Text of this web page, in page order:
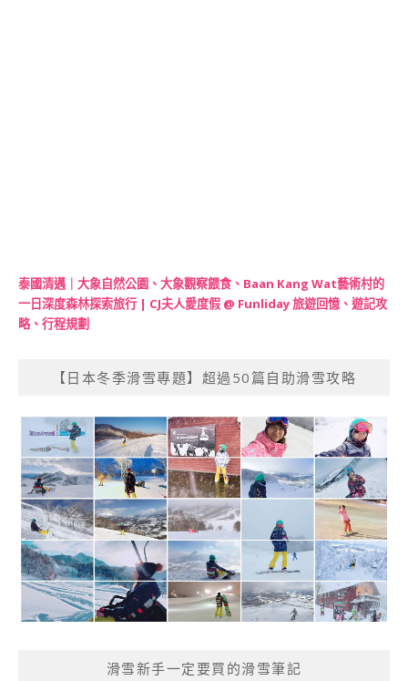
泰國清邁｜大象自然公園、大象觀察餵食、Baan Kang Wat藝術村的
一日深度森林探索旅行 | CJ夫人愛度假 @ Funliday 旅遊回憶、遊記攻
略、行程規劃
【日本冬季滑雪專題】超過50篇自助滑雪攻略
滑雪新手一定要買的滑雪筆記